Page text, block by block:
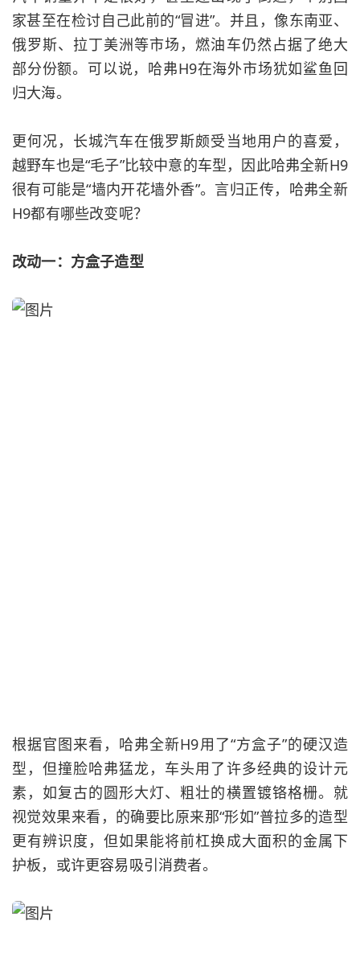
家甚至在检讨自己此前的“冒进”。并且，像东南亚、
俄罗斯、拉丁美洲等市场，燃油车仍然占据了绝大
部分份额。可以说，哈弗H9在海外市场犹如鲨鱼回
归大海。
更何况，长城汽车在俄罗斯颇受当地用户的喜爱，
越野车也是“毛子”比较中意的车型，因此哈弗全新H9
很有可能是“墙内开花墙外香”。言归正传，哈弗全新
H9都有哪些改变呢？
改动一：方盒子造型
根据官图来看，哈弗全新H9用了“方盒子”的硬汉造
型，但撞脸哈弗猛龙，车头用了许多经典的设计元
素，如复古的圆形大灯、粗壮的横置镀铬格栅。就
视觉效果来看，的确要比原来那“形如”普拉多的造型
更有辨识度，但如果能将前杠换成大面积的金属下
护板，或许更容易吸引消费者。